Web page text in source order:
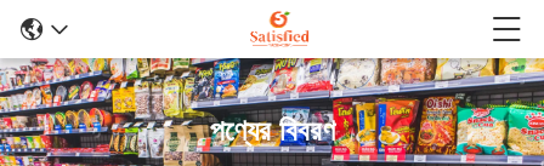
পণ্যের বিবরণ